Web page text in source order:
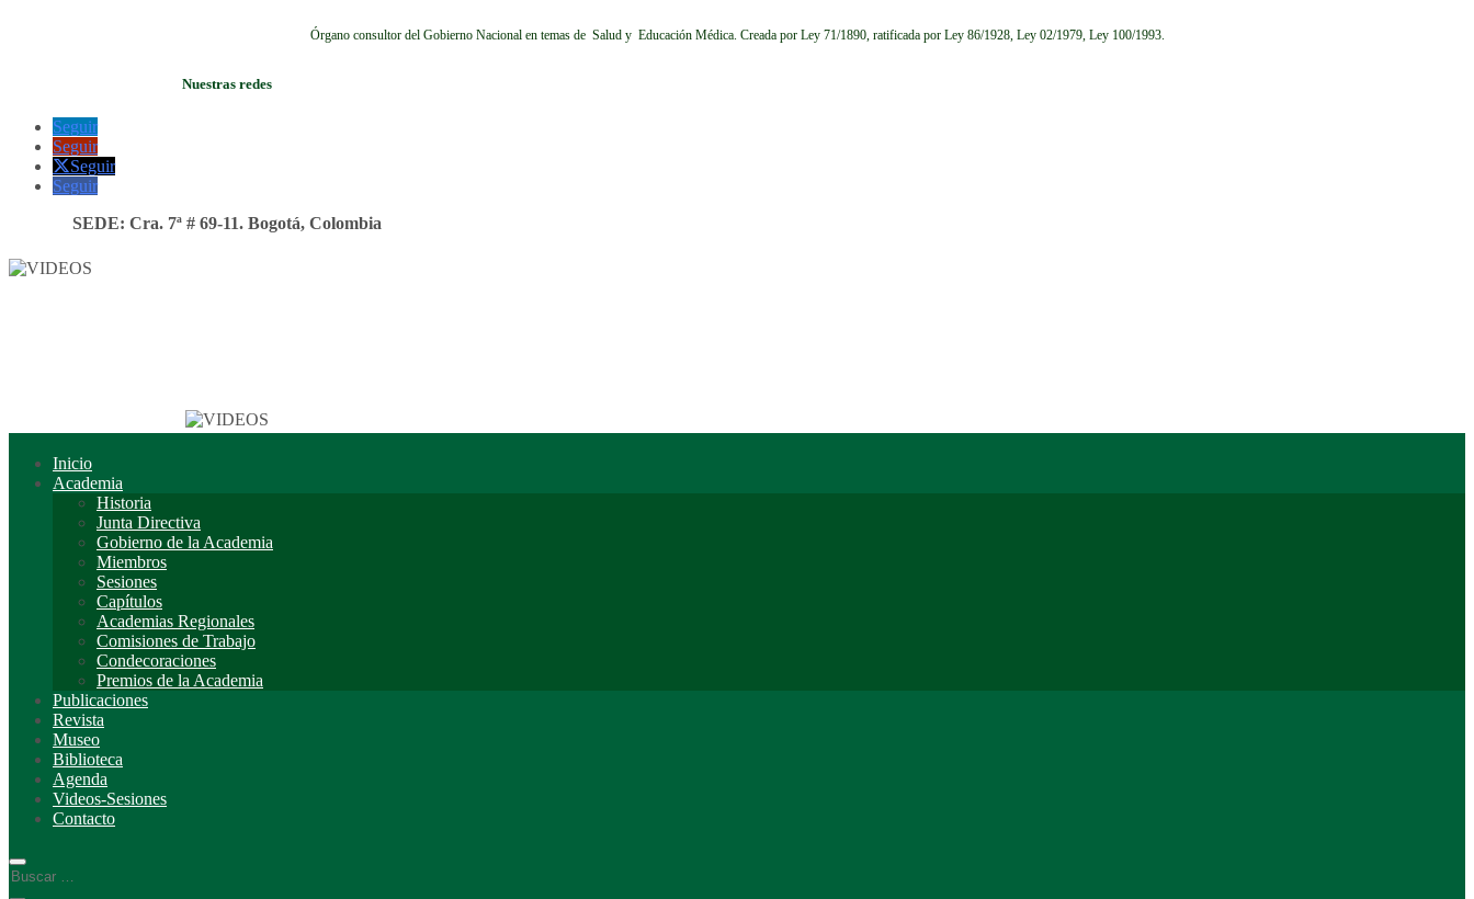
Órgano consultor del Gobierno Nacional en temas de Salud y Educación Médica. Creada por Ley 71/1890, ratificada por Ley 86/1928, Ley 02/1979, Ley 100/1993.
Nuestras redes
Seguir
Seguir
Seguir
Seguir
SEDE: Cra. 7ª # 69-11. Bogotá, Colombia
Inicio
Academia
Historia
Junta Directiva
Gobierno de la Academia
Miembros
Sesiones
Capítulos
Academias Regionales
Comisiones de Trabajo
Condecoraciones
Premios de la Academia
Publicaciones
Revista
Museo
Biblioteca
Agenda
Videos-Sesiones
Contacto